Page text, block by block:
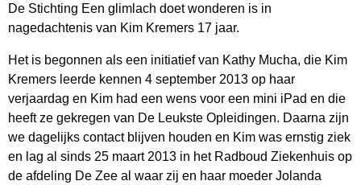
De Stichting Een glimlach doet wonderen is in
nagedachtenis van Kim Kremers 17 jaar.
Het is begonnen als een initiatief van Kathy Mucha, die Kim
Kremers leerde kennen 4 september 2013 op haar
verjaardag en Kim had een wens voor een mini iPad en die
heeft ze gekregen van De Leukste Opleidingen. Daarna zijn
we dagelijks contact blijven houden en Kim was ernstig ziek
en lag al sinds 25 maart 2013 in het Radboud Ziekenhuis op
de afdeling De Zee al waar zij en haar moeder Jolanda